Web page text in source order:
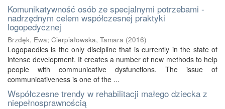
Komunikatywność osób ze specjalnymi potrzebami -
nadrzędnym celem współczesnej praktyki
logopedycznej
Brzdęk, Ewa; Cierpiałowska, Tamara (2016)
Logopaedics is the only discipline that is currently in the state of
intense development. It creates a number of new methods to help
people with communicative dysfunctions. The issue of
communicativeness is one of the ...
Współczesne trendy w rehabilitacji małego dziecka z
niepełnosprawnością